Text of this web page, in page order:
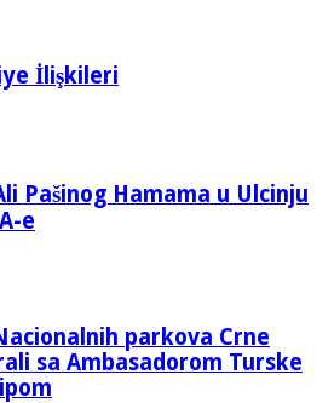
İlişkileri
Pašinog Hamama u Ulcinju
e
parkova Crne
sa Ambasadorom Turske